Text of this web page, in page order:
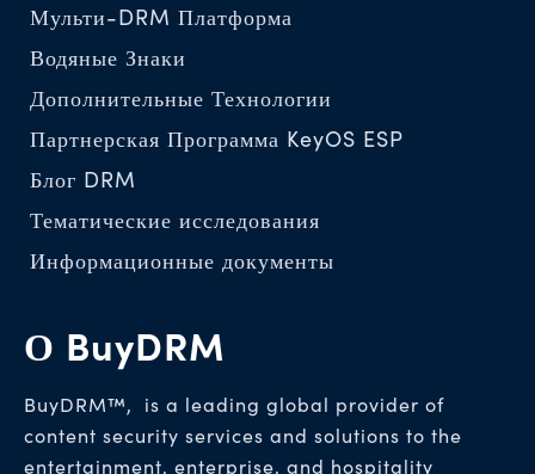
О BuyDRM
BuyDRM™, is a leading global provider of
content security services and solutions to the
entertainment, enterprise, and hospitality
Мульти-DRM Платформа
Водяные Знаки
Дополнительные Технологии
Партнерская Программа KeyOS ESP
Блог DRM
Тематические исследования
Информационные документы